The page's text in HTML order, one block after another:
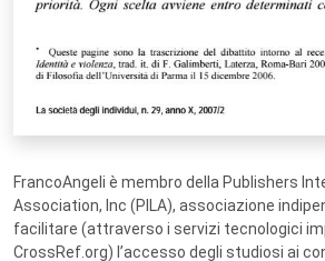
FrancoAngeli è membro della Publishers
Association, Inc (PILA), associazione
facilitare (attraverso i servizi tecnologici
CrossRef.org) l’accesso degli studiosi ai